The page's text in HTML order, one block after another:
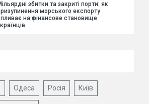
збитки та закриті порти: як
морського експорту
на фінансове становище
Одеса Росія Київ